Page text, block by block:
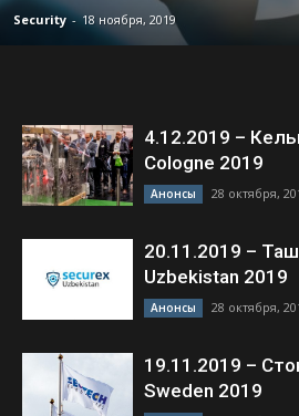
Security - 18 ноября, 2019
4.12.2019 –
Cologne 2019
Анонсы 28 октября,
20.11.2019 –
Uzbekistan 2019
Анонсы 28 октября,
19.11.2019 –
Sweden 2019